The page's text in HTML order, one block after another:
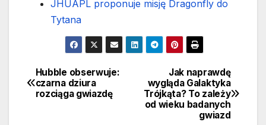
JHUAPL proponuje misję Dragonfly do
Tytana
Nawigacja
wpisu
Jak naprawdę
wygląda Galaktyka
Trójkąta? To zależy
od wieku badanych
gwiazd
Hubble obserwuje:
czarna dziura
rozciąga gwiazdę